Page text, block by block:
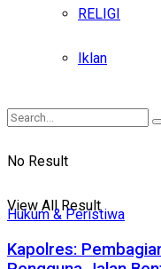
RELIGI
Iklan
No Result
View All Result
Hukum & Peristiwa
Kapolres: